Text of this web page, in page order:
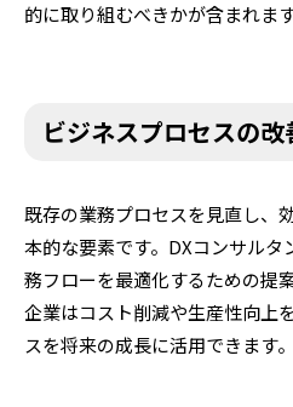
的に取り組むべきかが含まれます
ビジネスプロセスの改
既存の業務プロセスを見直し、
本的な要素です。DXコンサル
務フローを最適化するための提
企業はコスト削減や生産性向上
スを将来の成長に活用できます。